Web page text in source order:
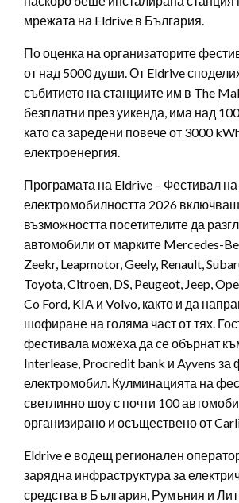
мрежата на Eldrive в България.
По оценка на организаторите
от над 5000 души. От Eldrive
събитието на станциите им в The
безплатни през уикенда, има над
като са заредени повече от 3000
електроенергия.
Програмата на Eldrive – Фестивал на
електромобилността 2026
възможността посетителите да
автомобили от марките Mercedes-
Zeekr, Leapmotor, Geely, Renault,
Toyota, Citroen, DS, Peugeot, Jeep,
Co Ford, KIA и Volvo, както и да
шофиране на голяма част от тях.
фестивала можеха да се обърнат
Interlease, Procredit bank и Ayvens
електромобил. Кулминацията на
светлинно шоу с почти 100
организирано и осъществено от
Eldrive е водещ регионален
зарядна инфраструктура за
средства в България, Румъния и